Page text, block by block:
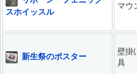
スホイッスル
マウ
新生祭のポスター
壁掛
具